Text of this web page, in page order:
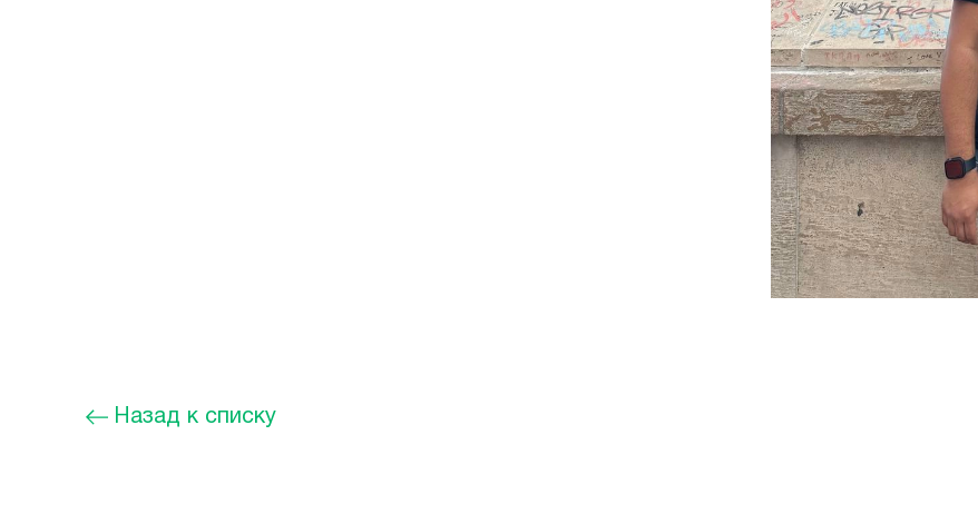
Назад к списку